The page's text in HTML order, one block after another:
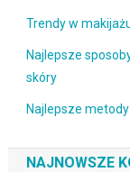
Trendy w
Najlepsze
skóry
Najlepsze
NAJNOWSZE